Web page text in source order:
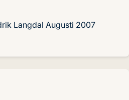
Langdal Augusti 2007